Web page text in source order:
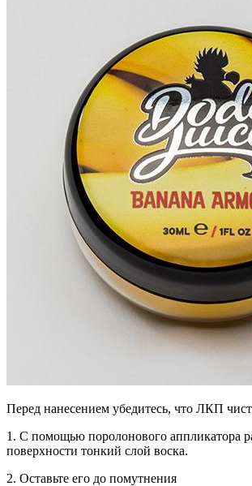
Перед нанесением убедитесь, что ЛКП
1. С помощью поролонового аппликатора
поверхности тонкий слой воска.
2. Оставьте его до помутнения